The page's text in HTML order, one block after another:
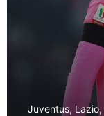
Juventus, Lazio,